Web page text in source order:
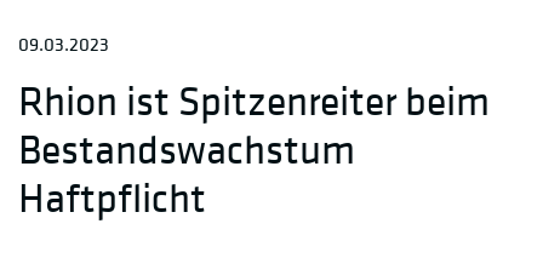
09.03.2023
Rhion ist Spitzenreiter beim
Bestandswachstum
Haftpflicht